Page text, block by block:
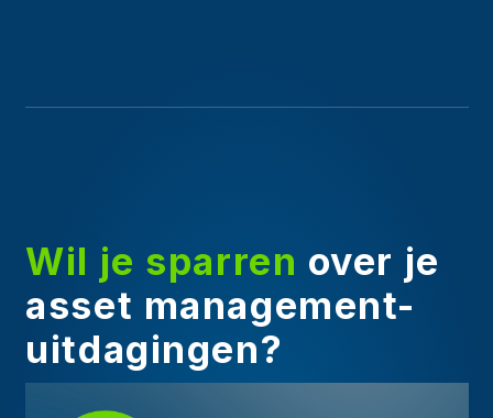
Wil je sparren over je
asset management-
uitdagingen?